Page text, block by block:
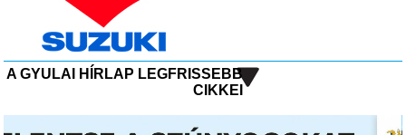
A GYULAI HÍRLAP LEGFRISSEBB
CIKKEI